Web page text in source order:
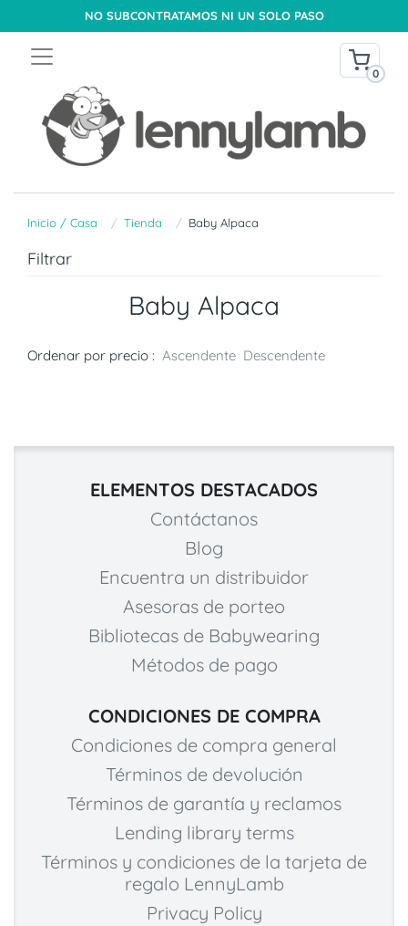
NO SUBCONTRATAMOS NI UN SOLO PASO
0
Inicio / Casa Tienda Baby Alpaca
Filtrar
Baby Alpaca
Ordenar por precio : Ascendente Descendente
ELEMENTOS DESTACADOS
Contáctanos
Blog
Encuentra un distribuidor
Asesoras de porteo
Bibliotecas de Babywearing
Métodos de pago
CONDICIONES DE COMPRA
Condiciones de compra general
Términos de devolución
Términos de garantía y reclamos
Lending library terms
Términos y condiciones de la tarjeta de
regalo LennyLamb
Privacy Policy